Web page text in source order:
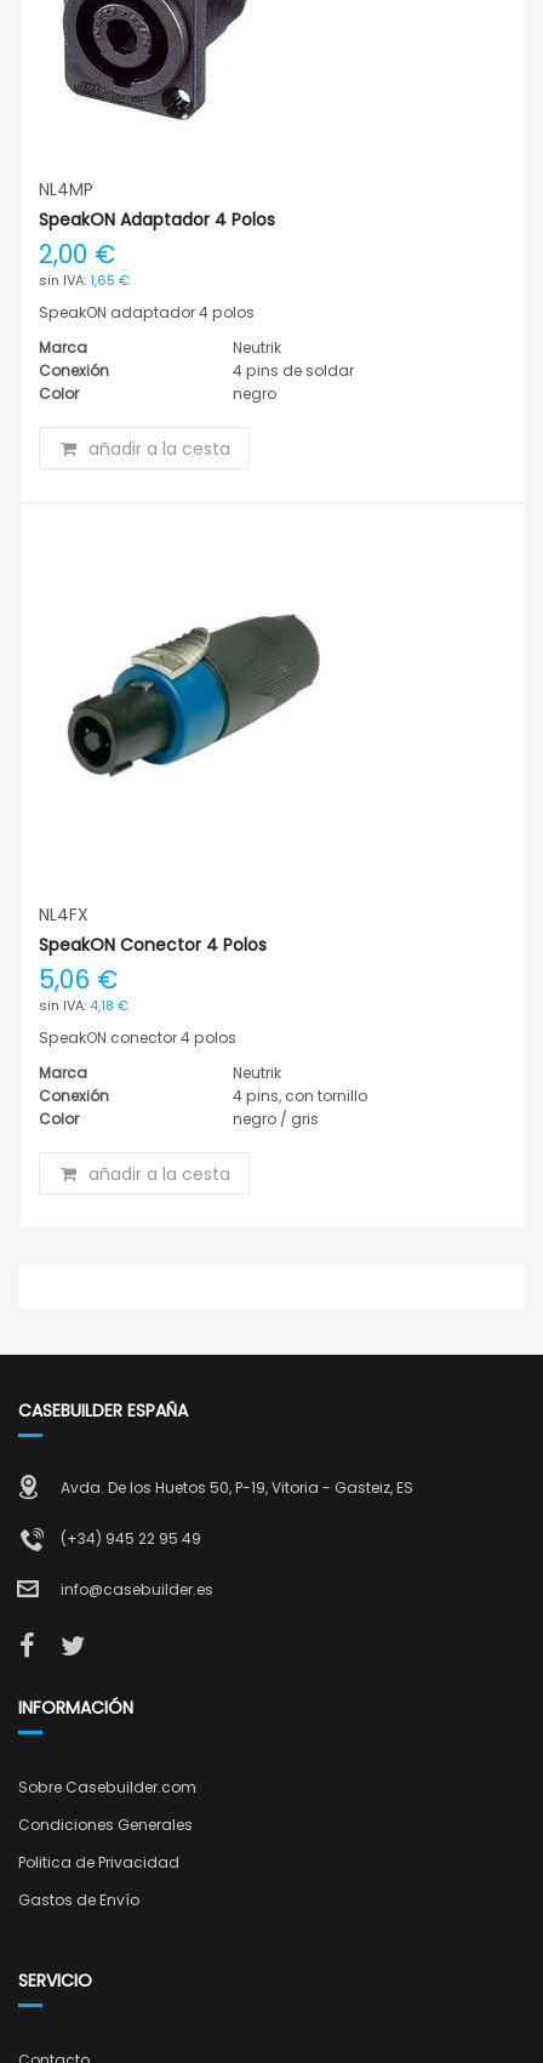
NL4MP
SpeakON Adaptador 4 Polos
2,00 €
1,65 €
SpeakON adaptador 4 polos
Marca
Neutrik
Conexión
4 pins de soldar
Color
negro
añadir a la cesta
NL4FX
SpeakON Conector 4 Polos
5,06 €
4,18 €
SpeakON conector 4 polos
Marca
Neutrik
Conexión
4 pins, con tornillo
Color
negro / gris
añadir a la cesta
CASEBUILDER ESPAÑA
Avda. De los Huetos 50, P-19, Vitoria - Gasteiz, ES
(+34) 945 22 95 49
info@casebuilder.es
INFORMACIÓN
Sobre Casebuilder.com
Condiciones Generales
Politica de Privacidad
Gastos de Envío
SERVICIO